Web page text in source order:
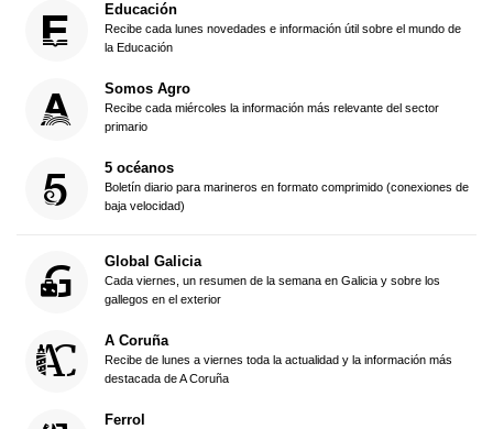
Educación
Recibe cada lunes novedades e información útil sobre el mundo de
la Educación
Somos Agro
Recibe cada miércoles la información más relevante del sector
primario
5 océanos
Boletín diario para marineros en formato comprimido (conexiones de
baja velocidad)
Global Galicia
Cada viernes, un resumen de la semana en Galicia y sobre los
gallegos en el exterior
A Coruña
Recibe de lunes a viernes toda la actualidad y la información más
destacada de A Coruña
Ferrol